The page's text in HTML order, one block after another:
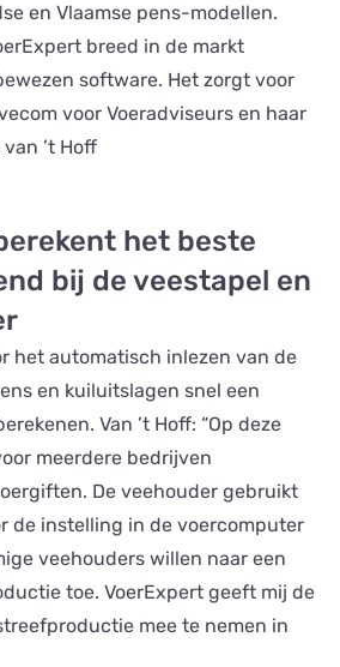
en Vlaamse pens-modellen.
breed in de markt
software. Het zorgt voor
voor Voeradviseurs en haar
’t Hoff
het beste
bij de veestapel en
het automatisch inlezen van de
en kuiluitslagen snel een
Van ’t Hoff: “Op deze
meerdere bedrijven
De veehouder gebruikt
de instelling in de voercomputer
veehouders willen naar een
toe. VoerExpert geeft mij de
mee te nemen in